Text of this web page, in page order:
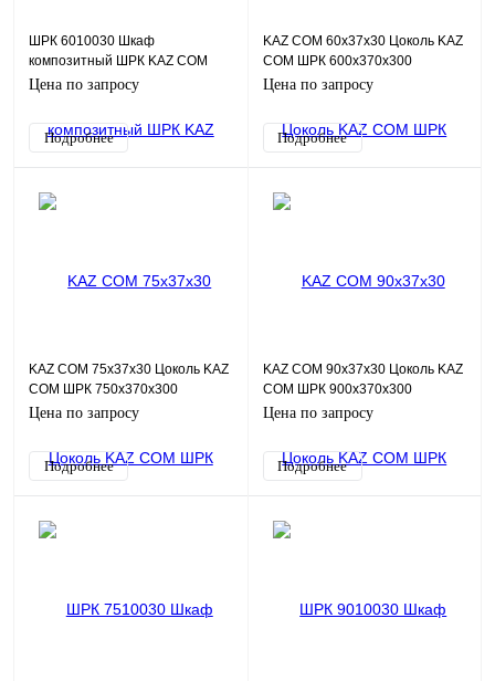
ШРК 6010030 Шкаф
композитный ШРК KAZ COM
(пластик), IP65, 600х1000х300
Цена по запросу
Подробнее
KAZ COM 60х37х30 Цоколь KAZ
COM ШРК 600х370х300
Цена по запросу
Подробнее
KAZ COM 75х37х30 Цоколь KAZ
COM ШРК 750х370х300
Цена по запросу
Подробнее
KAZ COM 90х37х30 Цоколь KAZ
COM ШРК 900х370х300
Цена по запросу
Подробнее